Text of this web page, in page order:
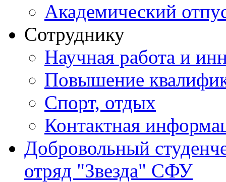
Академический
Сотруднику
Научная работа и
Повышение
Спорт, отдых
Контактная
Добровольный
отряд "Звезда" СФУ